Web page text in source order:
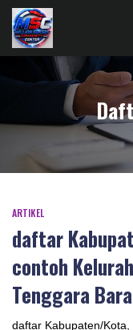
ARTIKEL
daftar
contoh
Tenggara
daftar Kabupaten/